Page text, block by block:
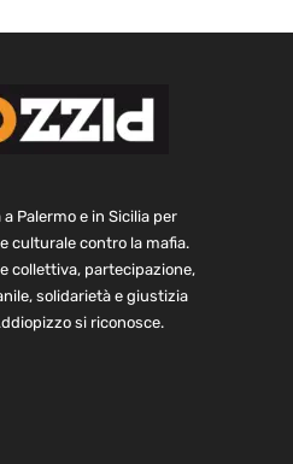
Palermo e in Sicilia per
culturale contro la mafia.
collettiva, partecipazione,
solidarietà e giustizia
si riconosce.